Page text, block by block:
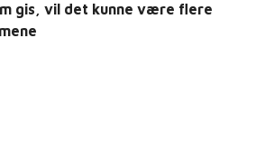
gis, vil det kunne være flere